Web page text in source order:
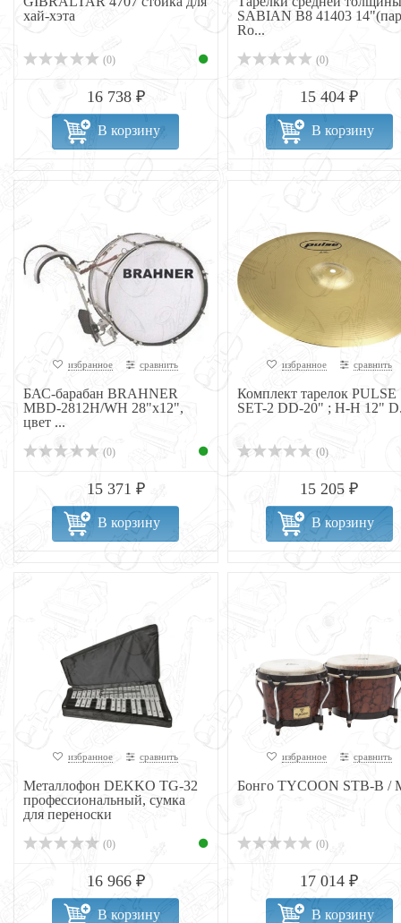
хай-хэта
(0)
16 738 ₽
В корзину
SABIAN B8 41403
Ro...
(0)
15 404 ₽
В корзину
избранное сравнить
БАС-барабан BRAHNER
MBD-2812H/WH 28"x12",
цвет ...
(0)
15 371 ₽
В корзину
избранное сравнить
Комплект тарелок PULSE
SET-2 DD-20" ; H-H 12"
(0)
15 205 ₽
В корзину
избранное сравнить
Металлофон DEKKO TG-32
профессиональный, сумка
для переноски
(0)
16 966 ₽
В корзину
избранное сравнить
Бонго TYCOON STB-B /
(0)
17 014 ₽
В корзину